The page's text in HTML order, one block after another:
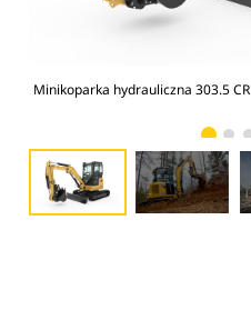
Minikoparka hydrauliczna 303.5 CR